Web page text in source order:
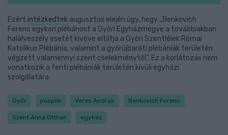
Ezért intézkedtek augusztus elején úgy, hogy „Benkovich
Ferenc egykori plébánost a Győri Egyházmegye a továbbiakban
halálveszély esetét kivéve eltiltja a Győri Szentlélek Római
Katolikus Plébánia, valamint a győrújbaráti plébániák területén
végzett valamennyi szent cselekménytől”. Ez a korlátozás nem
vonatkozik a fenti plébániák területén kívüli egyházi
szolgálatára.
Győr püspök Veres András Benkovich Ferenc
Szent Anna Otthon egyház